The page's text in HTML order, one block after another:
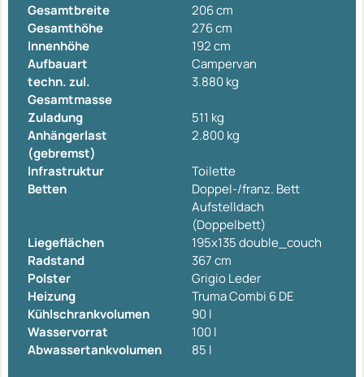
Gesamtbreite
206 cm
Gesamthöhe
276 cm
Innenhöhe
192 cm
Aufbauart
Campervan
techn. zul.
Gesamtmasse
3.880 kg
Zuladung
511 kg
Anhängerlast
(gebremst)
2.800 kg
Infrastruktur
Toilette
Betten
Doppel-/franz. Bett
Aufstelldach
(Doppelbett)
Liegeflächen
195x135 double_couch
Radstand
367 cm
Polster
Grigio Leder
Heizung
Truma Combi 6 DE
Kühlschrankvolumen
90 l
Wasservorrat
100 l
Abwassertankvolumen
85 l